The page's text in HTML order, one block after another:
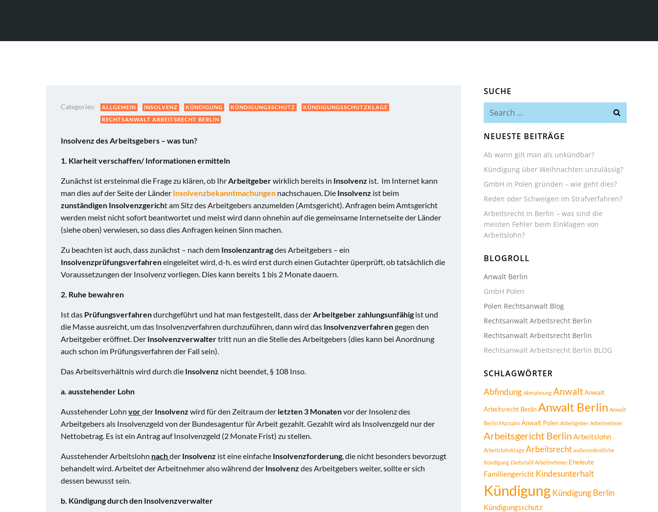
Categories: ALLGEMEIN INSOLVENZ KÜNDIGUNG KÜNDIGUNGSSCHUTZ
KÜNDIGUNGSSCHUTZKLAGE
RECHTSANWALT ARBEITSRECHT BERLIN
Insolvenz des Arbeitsgebers – was tun?
1. Klarheit verschaffen/ Informationen ermitteln
Zunächst ist ersteinmal die Frage zu klären, ob IhrArbeitgeberwirklich bereits in Insolvenz ist. Im Internet kann
man dies auf der Seite der Länder Insolvenzbekanntmachungen nachschauen. Die Insolvenz ist beim
zunständigen Insolvenzgericht am Sitz des Arbeitgebers anzumelden (Amtsgericht). Anfragen beim Amtsgericht
werden meist nicht sofort beantwortet und meist wird dann ohnehin auf die gemeinsame Internetseite der Länder
(siehe oben) verwiesen, so dass dies Anfragen keinen Sinn machen.
Zu beachten ist auch, dass zunächst – nach dem Insolenzantragdes Arbeitgebers – ein
Insolvenzprüfungsverfahreneingeleitet wird, d-h. es wird erst durch einen Gutachter üperprüft, ob tatsächlich die
Voraussetzungen der Insolvenz vorliegen. Dies kann bereits 1 bis 2 Monate dauern.
2. Ruhe bewahren
Ist das Prüfungsverfahrendurchgeführt und hat man festgestellt, dass derArbeitgeberzahlungsunfähig ist und
die Masse ausreicht, um das Insolvenzverfahren durchzuführen, dann wird das Insolvenzverfahrengegen den
Arbeitgeber eröffnet. Der Insolvenzverwaltertritt nun an die Stelle des Arbeitgebers (dies kann bei Anordnung
auch schon im Prüfungsverfahren der Fall sein).
Das Arbeitsverhältnis wird durch die Insolvenz nicht beendet, § 108 Inso.
a. ausstehender Lohn
Ausstehender Lohn vorder Insolvenz wird für den Zeitraum der letzten 3 Monatenvor der Insolenz des
Arbeitgebers als Insolvenzgeld von der Bundesagentur für Arbeit gezahlt. Gezahlt wird als Insolvenzgeld nur der
Nettobetrag. Es ist ein Antrag auf Insolvenzgeld (2 Monate Frist) zu stellen.
Ausstehender Arbeitslohn nachder Insolvenz ist eine einfache Insolvenzforderung, die nicht besonders bevorzugt
behandelt wird. Arbeitet der Arbeitnehmer also während der Insolvenz des Arbeitgebers weiter, sollte er sich
dessen bewusst sein.
b. Kündigung durch den Insolvenzverwalter
SUCHE
Search
NEUESTE BEITRÄGE
Ab wann gilt man als unkündbar?
Kündigung über Weihnachten unzulässig?
GmbH in Polen gründen – wie geht dies?
Reden oder Schweigen im Strafverfahren?
Arbeitsrecht in Berlin – was sind die
meisten Fehler beim Einklagen von
Arbeitslohn?
BLOGROLL
Anwalt Berlin
GmbH Polen
Polen Rechtsanwalt Blog
Rechtsanwalt Arbeitsrecht Berlin
Rechtsanwalt Arbeitsrecht Berlin
Rechtsanwalt Arbeitsrecht Berlin BLOG
SCHLAGWÖRTER
Abfindung Abmahnung AnwaltAnwalt
Arbeitsrecht BerlinAnwalt Berlin Anwalt
Berlin Marzahn Anwalt Polen Arbeitgeber Arbeitnehmer
Arbeitsgericht Berlin Arbeitslohn
Arbeitslohnklage Arbeitsrecht außerordentliche
Kündigung Diebstahl Arbeitnehmer Eheleute
Familiengericht Kindesunterhalt
KündigungKündigung Berlin
Kündigungsschutz